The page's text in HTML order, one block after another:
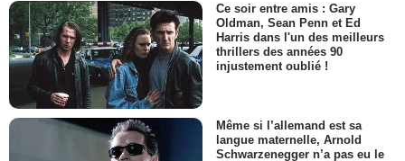
Ce soir entre amis : Gary
Oldman, Sean Penn et Ed
Harris dans l'un des meilleurs
thrillers des années 90
injustement oublié !
Même si l’allemand est sa
langue maternelle, Arnold
Schwarzenegger n’a pas eu le